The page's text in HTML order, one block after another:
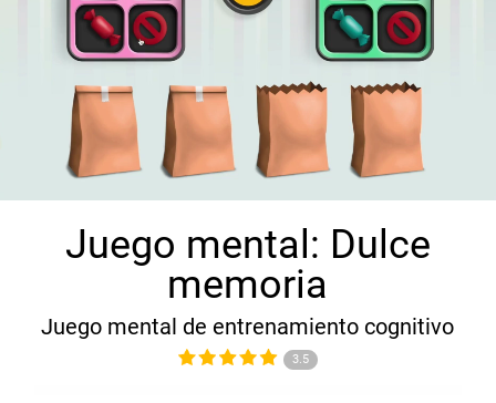
Juego mental: Dulce
memoria
Juego mental de entrenamiento cognitivo
3.5